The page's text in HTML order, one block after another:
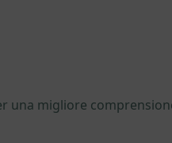
una migliore